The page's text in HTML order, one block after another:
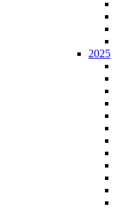
2025